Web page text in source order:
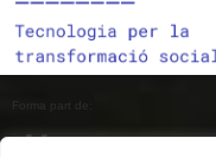
Forma part de: